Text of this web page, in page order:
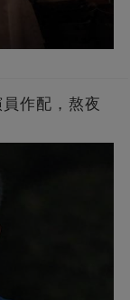
作配，熬夜